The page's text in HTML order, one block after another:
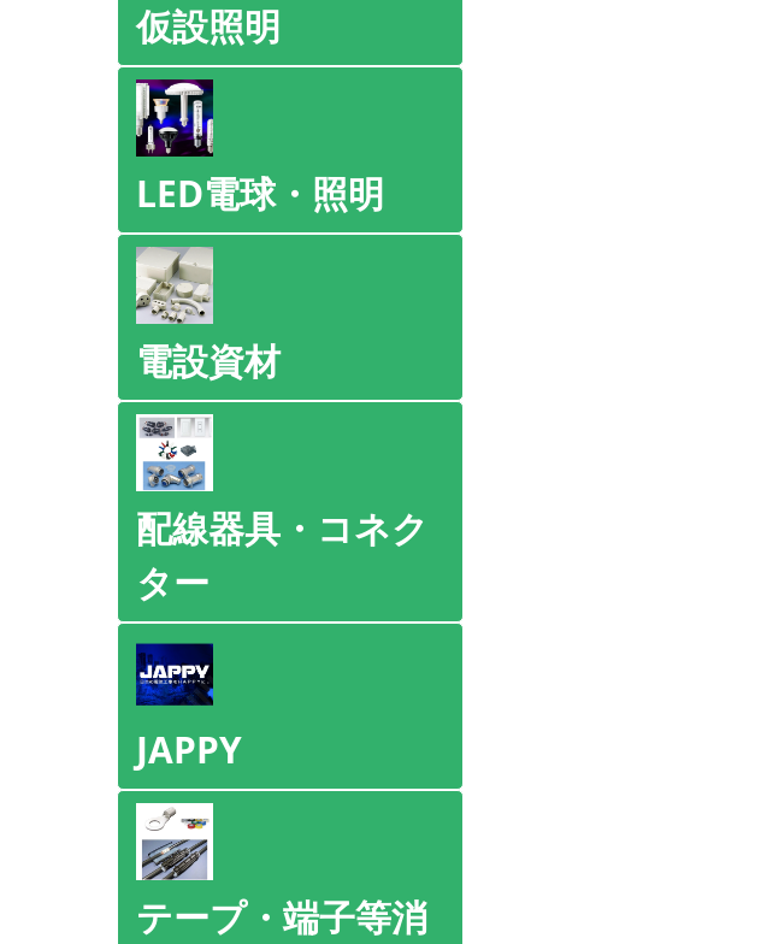
仮設照明
LED電球・照明
電設資材
配線器具・コネク
ター
JAPPY
テープ・端子等消